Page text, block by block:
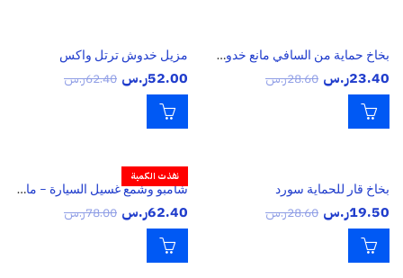
بخاخ حماية من السافي مانع خدوش سورد
23.40ر.س 28.60ر.س
مزيل خدوش ترتل واكس
52.00ر.س 62.40ر.س
بخاخ قار للحماية سورد
19.50ر.س 28.60ر.س
نفذت الكمية
شامبو وشمع غسيل السيارة – ماكس باور
62.40ر.س 78.00ر.س